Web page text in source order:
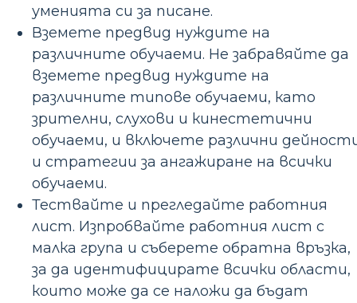
уменията си за писане.
Вземете предвид нуждите на
различните обучаеми. Не забравяйте да
вземете предвид нуждите на
различните типове обучаеми, като
зрителни, слухови и кинестетични
обучаеми, и включете различни
и стратегии за ангажиране на всички
обучаеми.
Тествайте и прегледайте работния
лист. Изпробвайте работния лист с
малка група и съберете обратна връзка,
за да идентифицирате всички области,
които може да се наложи да бъдат